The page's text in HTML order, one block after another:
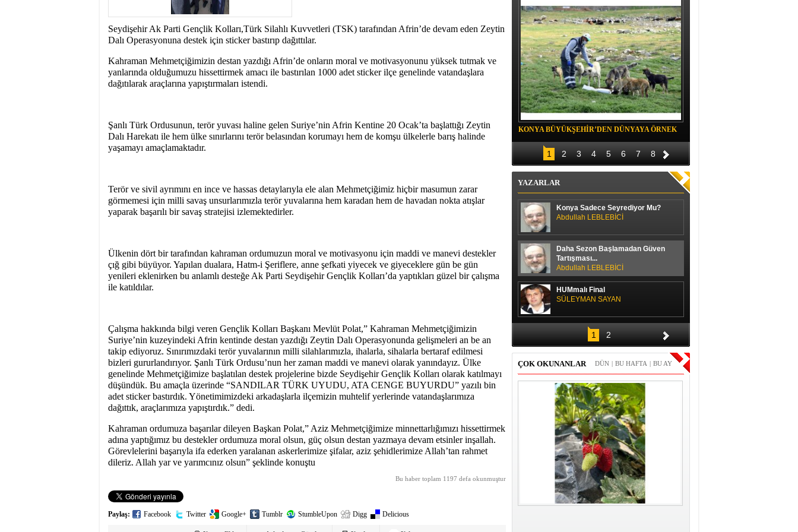
15:31- Seydişehir'in Boyalı Mahallesi'nde "Mor Mucize"
Seydişehir Ak Parti Gençlik Kolları,Türk Silahlı Kuvvetleri (TSK) tarafından Afrin’de devam eden Zeytin
Dalı Operasyonuna destek için sticker bastırıp dağıttılar.
Kahraman Mehmetçiğimizin destan yazdığı Afrin’de onların moral ve motivasyonunu yüksek tutmak ve
yanlarında olduğumuzu hissettirmek amacı ile bastırılan 1000 adet sticker ilçe genelinde vatandaşlara
dağıtılarak araçlarına yapıştırmaları istendi.
Şanlı Türk Ordusunun, terör yuvası haline gelen Suriye’nin Afrin Kentine 20 Ocak’ta başlattığı Zeytin
Dalı Harekatı ile hem ülke sınırlarını terör belasından korumayı hem de komşu ülkelerle barış halinde
yaşamayı amaçlamaktadır.
Terör ve sivil ayrımını en ince ve hassas detaylarıyla ele alan Mehmetçiğimiz hiçbir masumun zarar
görmemesi için milli savaş unsurlarımızla terör yuvalarına hem karadan hem de havadan nokta atışlar
yaparak başarılı bir savaş stratejisi izlemektedirler.
Ülkenin dört bir tarafından kahraman ordumuzun moral ve motivasyonu için maddi ve manevi destekler
çığ gibi büyüyor. Yapılan dualara, Hatm-i Şeriflere, anne şefkati yiyecek ve giyeceklere gün be gün
yenileri eklenirken bu anlamlı desteğe Ak Parti Seydişehir Gençlik Kolları’da yaptıkları güzel bir çalışma
ile katıldılar.
Çalışma hakkında bilgi veren Gençlik Kolları Başkanı Mevlüt Polat,” Kahraman Mehmetçiğimizin
Suriye’nin kuzeyindeki Afrin kentinde destan yazdığı Zeytin Dalı Operasyonunda gelişmeleri an be an
takip ediyoruz. Sınırımızdaki terör yuvalarının milli silahlarımızla, ihalarla, sihalarla bertaraf edilmesi
bizleri gururlandırıyor. Şanlı Türk Ordusu’nun her zaman maddi ve manevi olarak yanındayız. Ülke
genelinde Mehmetçiğimize başlatılan destek projelerine bizde Seydişehir Gençlik Kolları olarak katılmayı
düşündük. Bu amaçla üzerinde “SANDILAR TÜRK UYUDU, ATA CENGE BUYURDU” yazılı bin
adet sticker bastırdık. Yönetimimizdeki arkadaşlarla ilçemizin muhtelif yerlerinde vatandaşlarımıza
dağıttık, araçlarımıza yapıştırdık.” dedi.
Kahraman ordumuza başarılar dileyen Başkan Polat,” Aziz Mehmetçiğimize minnettarlığımızı hissettirmek
adına yaptığımız bu destekler ordumuza moral olsun, güç olsun destan yazmaya devam etsinler inşallah.
Görevlelerini başarıyla ifa ederken yaralanan askerlerimize şifalar, aziz şehidlerimize Allah’tan rahmet
dileriz. Allah yar ve yarımcınız olsun” şeklinde konuştu
Bu haber toplam 1197 defa okunmuştur
Paylaş: Facebook Twitter Google+ Tumblr StumbleUpon Digg Delicious
KONYA BÜYÜKŞEHİR’DEN DÜNYAYA ÖRNEK
PROJE
1 2 3 4 5 6 7 8
YAZARLAR
Konya Sadece Seyrediyor Mu?
Abdullah LEBLEBİCİ
Daha Sezon Başlamadan Güven
Tartışması...
Abdullah LEBLEBİCİ
HUMmalı Final
SÜLEYMAN SAYAN
SPOR SOHBETİ
H. Yüksel GÜLAY
1 2
ÇOK OKUNANLAR BU AY
|
BU HAFTA
|
DÜN